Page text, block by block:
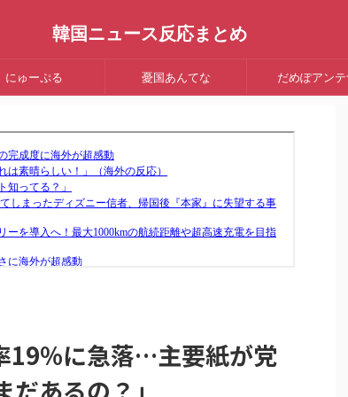
韓国ニュース反応まとめ
にゅーぷる 憂国あんてな だめぽアンテ
19%に急落…主要紙が党